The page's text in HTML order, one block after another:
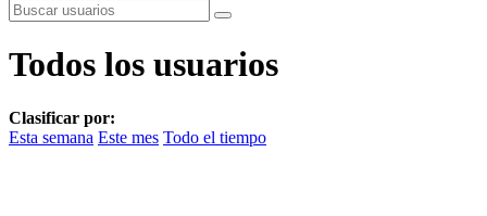
Todos los usuarios
Clasificar por:
Esta semana Este mes Todo el tiempo